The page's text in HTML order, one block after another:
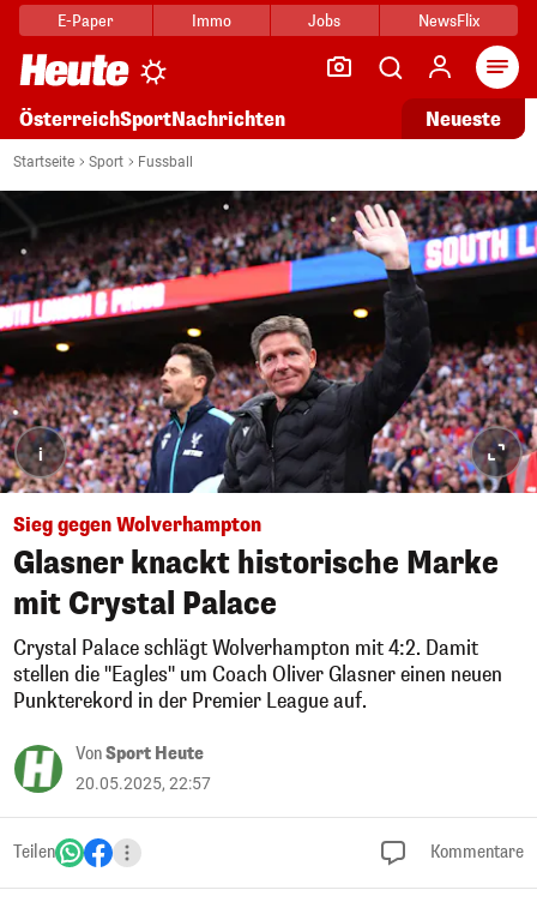
E-Paper Immo Jobs NewsFlix
ÖsterreichSportNachrichten Neueste
Startseite Sport Fussball
i
Sieg gegen Wolverhampton
Glasner knackt historische Marke
mit Crystal Palace
Crystal Palace schlägt Wolverhampton mit 4:2. Damit
stellen die "Eagles" um Coach Oliver Glasner einen neuen
Punkterekord in der Premier League auf.
VonSport Heute
20.05.2025, 22:57
Teilen Kommentare